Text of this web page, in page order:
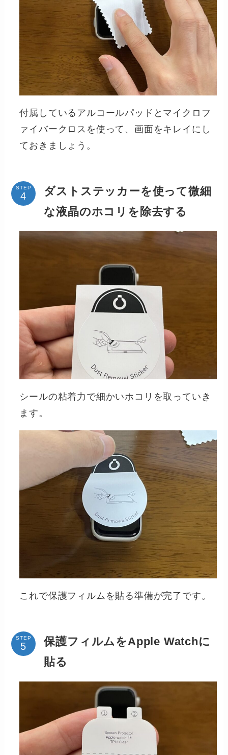
付属しているアルコールパッドとマイクロフ
ァイバークロスを使って、画面をキレイにし
ておきましょう。
STEP
ダストステッカーを使って微細
な液晶のホコリを除去する
シールの粘着力で細かいホコリを取っていき
ます。
これで保護フィルムを貼る準備が完了です。
STEP
保護フィルムをApple Watchに
貼る